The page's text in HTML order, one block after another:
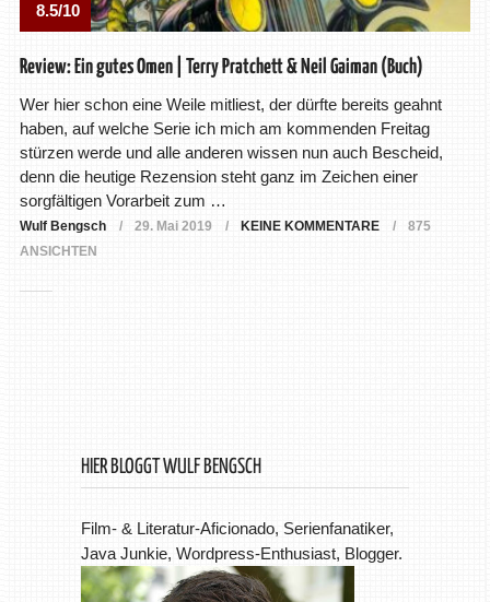
8.5/10
Review: Ein gutes Omen | Terry Pratchett & Neil Gaiman (Buch)
Wer hier schon eine Weile mitliest, der dürfte bereits geahnt
haben, auf welche Serie ich mich am kommenden Freitag
stürzen werde und alle anderen wissen nun auch Bescheid,
denn die heutige Rezension steht ganz im Zeichen einer
sorgfältigen Vorarbeit zum …
Wulf Bengsch 29. Mai 2019 KEINE KOMMENTARE
875
ANSICHTEN
HIER BLOGGT WULF BENGSCH
Film- & Literatur-Aficionado, Serienfanatiker,
Java Junkie, Wordpress-Enthusiast, Blogger.